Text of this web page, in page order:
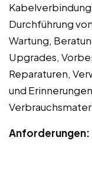
Durchführung
Wartung,
Upgrades,
Reparaturen,
und
Anforderungen: